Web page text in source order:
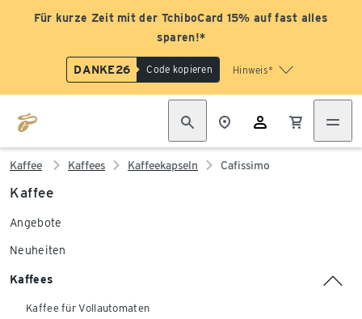
Für kurze Zeit mit der TchiboCard 15% auf fast alles
sparen!*
DANKE26 Code kopieren Hinweis*
Kaffee Kaffees Kaffeekapseln Cafissimo
Kaffee
Angebote
Neuheiten
Kaffees
Kaffee für Vollautomaten